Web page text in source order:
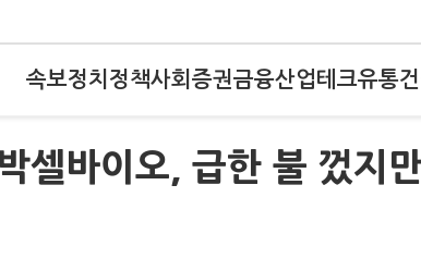
속보정치 정책사회 증권금융산업테크유통
셀바이오, 급한 불 껐지